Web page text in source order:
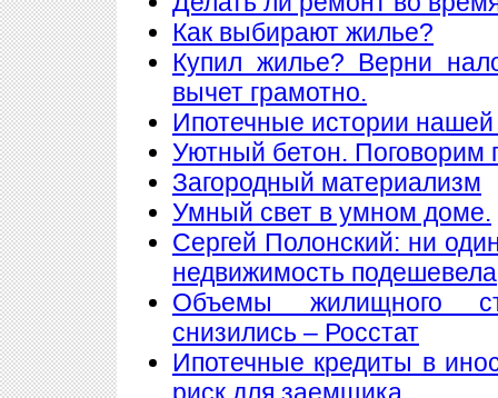
Как выбирают жилье?
Купил жилье? Верни
вычет грамотно.
Ипотечные истории нашей
Уютный бетон. Поговорим
Загородный материализм
Умный свет в умном доме.
Сергей Полонский: ни
недвижимость подешевела
Объемы жилищного
снизились – Росстат
Ипотечные кредиты в
риск для заемщика